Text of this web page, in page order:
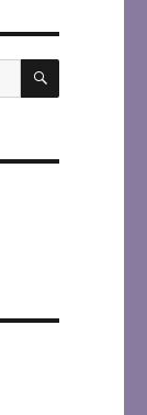
SUCHEN